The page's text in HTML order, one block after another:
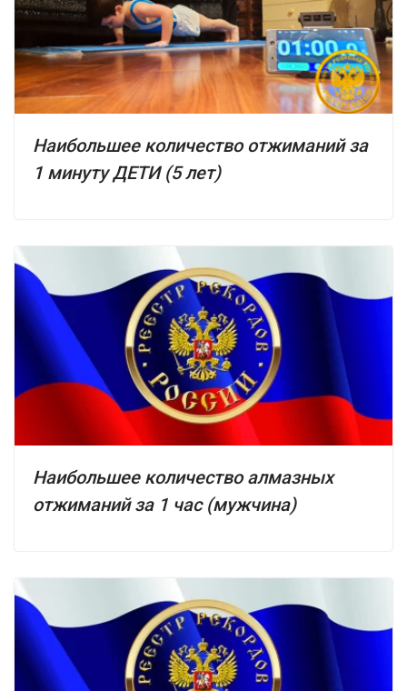
Наибольшее количество отжиманий за
1 минуту ДЕТИ (5 лет)
Наибольшее количество алмазных
отжиманий за 1 час (мужчина)